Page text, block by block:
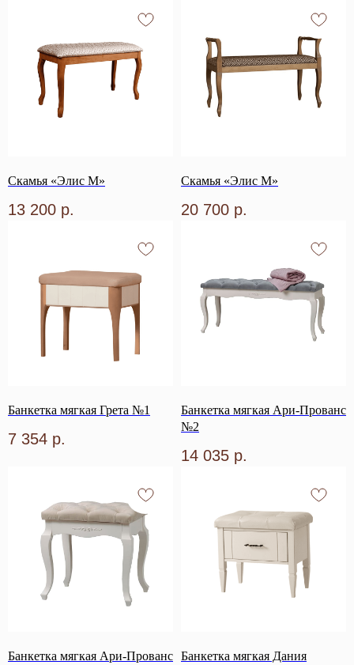
Скамья «Элис М»
13 200 р.
Скамья «Элис М»
20 700 р.
Банкетка мягкая Грета №1
7 354 р.
Банкетка мягкая Ари-Прованс
№2
14 035 р.
Банкетка мягкая Ари-Прованс Банкетка мягкая Дания